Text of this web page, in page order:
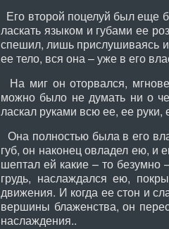
Его второй поцелуй был еще
ласкать языком и губами ее
спешил, лишь прислушиваясь
ее тело, вся она – уже в его
На миг он оторвался,
можно было не думать ни о
ласкал руками всю ее, ее руки,
Она полностью была в его
губ, он наконец овладел ею, и
шептал ей какие – то
грудь, наслаждался ею,
движения. И когда ее стон и
вершины блаженства, он
наслаждения..